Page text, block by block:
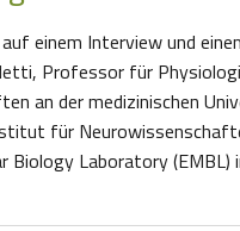
einem Interview und
Professor für
an der medizinischen
für
Biology Laboratory (EMBL)